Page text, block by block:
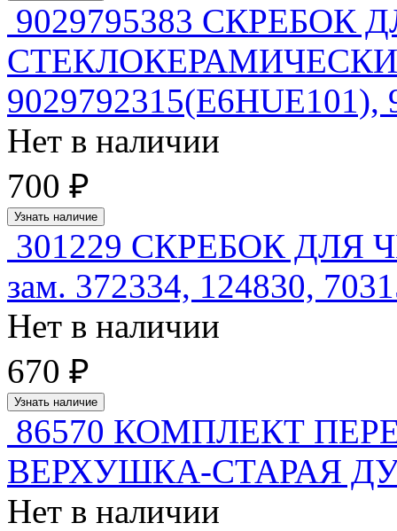
9029795383 СКРЕБОК
9029792315(E6HUE101),
Нет в наличии
700 ₽
Узнать наличие
301229 СКРЕБОК
зам. 372334, 124830,
Нет в наличии
670 ₽
Узнать наличие
86570 КОМПЛЕКТ
ВЕРХУШКА-СТАРАЯ
Нет в наличии